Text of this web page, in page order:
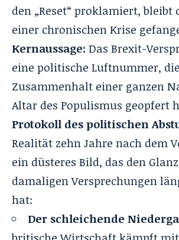
den „Reset“ proklamiert, bleibt
einer chronischen Krise
Kernaussage: Das Brexit-
eine politische Luftnummer,
Zusammenhalt einer ganzen
Altar des Populismus geopfert
Protokoll des politischen
Realität zehn Jahre nach dem
ein düsteres Bild, das den
damaligen Versprechungen
hat:
Der schleichende